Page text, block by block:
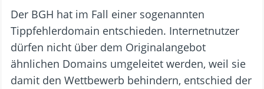
Der BGH hat im Fall einer sogenannten
Tippfehlerdomain entschieden. Internetnutzer
dürfen nicht über dem Originalangebot
ähnlichen Domains umgeleitet werden, weil sie
damit den Wettbewerb behindern, entschied der